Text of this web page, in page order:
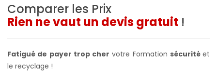
Comparer les Prix
Rien ne vaut un devis gratuit !
Fatigué de payer trop cher votre Formation sécurité et
le recyclage !